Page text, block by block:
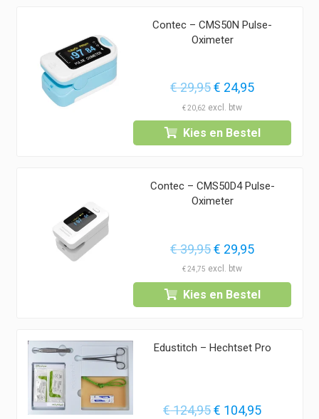
tot
€ 11,95
Contec – CMS50N Pulse-
Oximeter
€29,95Oorspronkelijke
prijs
was:
€ 29,95.
€ 24,95Huidige
is:
€ 24,95.
€20,62
Kies en Bestel
Contec – CMS50D4 Pulse-
Oximeter
€39,95Oorspronkelijke
prijs
was:
€ 39,95.
€ 29,95Huidige
is:
€ 29,95.
€24,75
Kies en Bestel
Edustitch – Hechtset Pro
€124,95Oorspronkelijke
€ 104,95Huidige